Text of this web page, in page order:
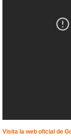
Visita la web oficial de